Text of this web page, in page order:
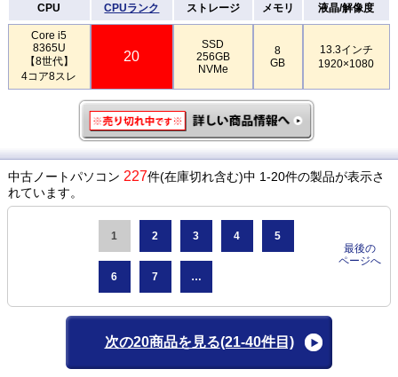
CPU CPUランク ストレージ メモリ 液晶/解像度
Core i5
8365U
【8世代】
4コア8スレ
20
SSD
256GB
NVMe
8
GB
13.3インチ
1920×1080
中古ノートパソコン 227件(在庫切れ含む)中 1-20件の製品が表示さ
れています。
1 2 3 4 5
6 7 …
最後の
ページへ
次の20商品を見る(21-40件目)